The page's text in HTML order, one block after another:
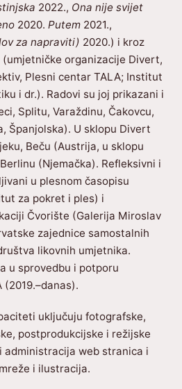
2022., Ona nije svijet
2020. Putem 2021.,
za napraviti) 2020.) i kroz
organizacije Divert,
Plesni centar TALA; Institut
i dr.). Radovi su joj prikazani i
Splitu, Varaždinu, Čakovcu,
Španjolska). U sklopu Divert
Beču (Austrija, u sklopu
(Njemačka). Refleksivni i
u plesnom časopisu
za pokret i ples) i
Čvorište (Galerija Miroslav
zajednice samostalnih
likovnih umjetnika.
u sprovedbu i potporu
(2019.–danas).
uključuju fotografske,
postprodukcijske i režijske
administracija web stranica i
i ilustracija.